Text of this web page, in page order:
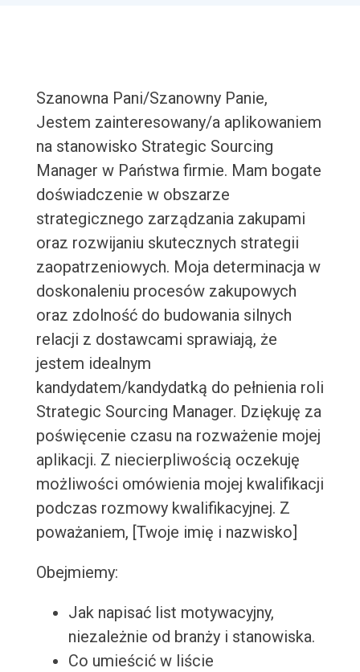
Szanowna Pani/Szanowny Panie,
Jestem zainteresowany/a aplikowaniem
na stanowisko Strategic Sourcing
Manager w Państwa firmie. Mam bogate
doświadczenie w obszarze
strategicznego zarządzania zakupami
oraz rozwijaniu skutecznych strategii
zaopatrzeniowych. Moja determinacja w
doskonaleniu procesów zakupowych
oraz zdolność do budowania silnych
relacji z dostawcami sprawiają, że
jestem idealnym
kandydatem/kandydatką do pełnienia roli
Strategic Sourcing Manager. Dziękuję za
poświęcenie czasu na rozważenie mojej
aplikacji. Z niecierpliwością oczekuję
możliwości omówienia mojej kwalifikacji
podczas rozmowy kwalifikacyjnej. Z
poważaniem, [Twoje imię i nazwisko]
Obejmiemy:
Jak napisać list motywacyjny,
niezależnie od branży i stanowiska.
Co umieścić w liście